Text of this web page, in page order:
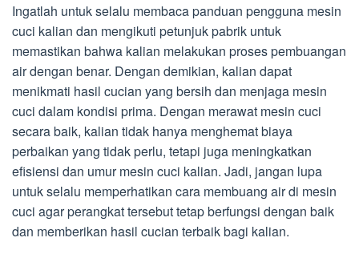
Ingatlah untuk selalu membaca panduan pengguna mesin
cuci kalian dan mengikuti petunjuk pabrik untuk
memastikan bahwa kalian melakukan proses pembuangan
air dengan benar. Dengan demikian, kalian dapat
menikmati hasil cucian yang bersih dan menjaga mesin
cuci dalam kondisi prima. Dengan merawat mesin cuci
secara baik, kalian tidak hanya menghemat biaya
perbaikan yang tidak perlu, tetapi juga meningkatkan
efisiensi dan umur mesin cuci kalian. Jadi, jangan lupa
untuk selalu memperhatikan cara membuang air di mesin
cuci agar perangkat tersebut tetap berfungsi dengan baik
dan memberikan hasil cucian terbaik bagi kalian.